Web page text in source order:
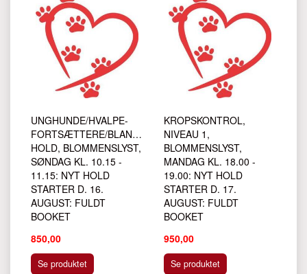
UNGHUNDE/HVALPE-
FORTSÆTTERE/BLANDET
HOLD, BLOMMENSLYST,
SØNDAG KL. 10.15 -
11.15: NYT HOLD
STARTER D. 16.
AUGUST: FULDT
BOOKET
850,00
Se produktet
KROPSKONTROL,
NIVEAU 1,
BLOMMENSLYST,
MANDAG KL. 18.00 -
19.00: NYT HOLD
STARTER D. 17.
AUGUST: FULDT
BOOKET
950,00
Se produktet